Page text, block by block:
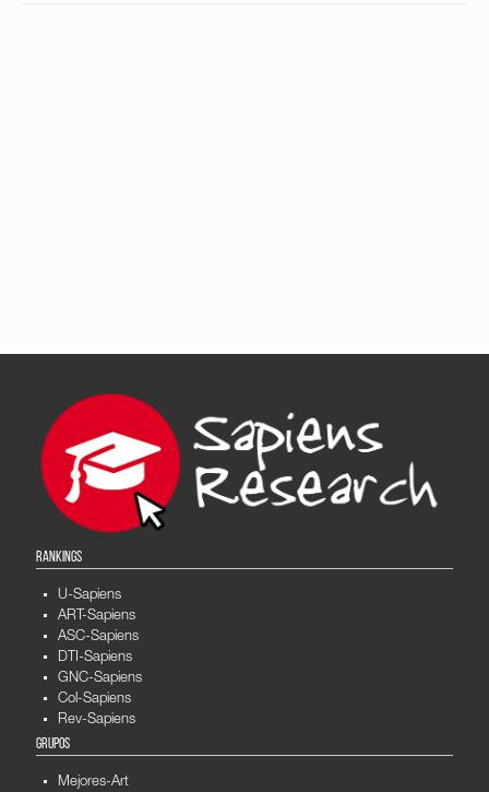
RANKINGS
U-Sapiens
ART-Sapiens
ASC-Sapiens
DTI-Sapiens
GNC-Sapiens
Col-Sapiens
Rev-Sapiens
GRUPOS
Mejores-Art